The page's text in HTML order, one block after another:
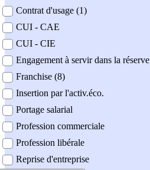
Contrat d'usage (1)
CUI - CAE
CUI - CIE
Engagement à servir dans la réserve
Franchise (8)
Insertion par l'activ.éco.
Portage salarial
Profession commerciale
Profession libérale
Reprise d'entreprise